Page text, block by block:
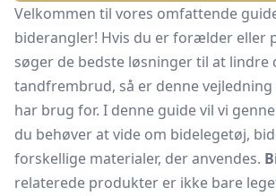
Velkommen til vores omfattende
biderangler! Hvis du er forælder eller
søger de bedste løsninger til at lindre
tandfrembrud, så er denne
har brug for. I denne guide vil vi
du behøver at vide om bidelegetøj,
forskellige materialer, der anvendes.
relaterede produkter er ikke bare